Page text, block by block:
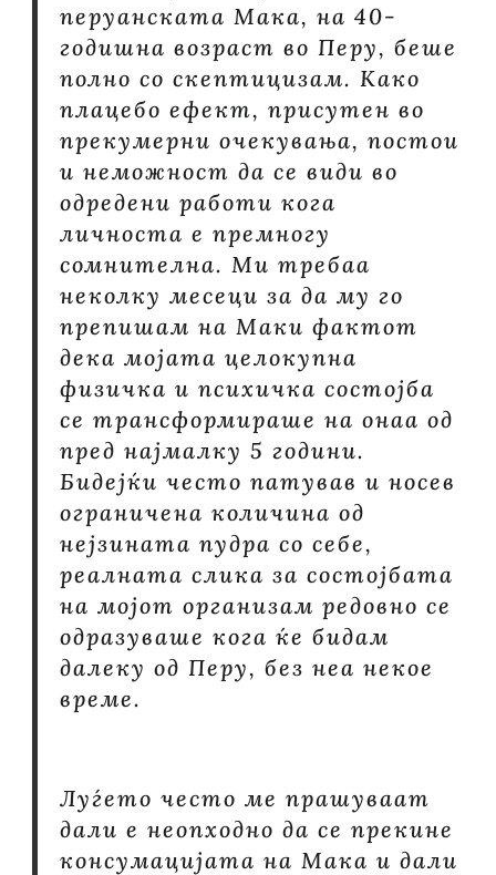
перуанската Мака, на 40-
годишна возраст во Перу, беше
полно со скептицизам. Како
плацебо ефект, присутен во
прекумерни очекувања, постои
и неможност да се види во
одредени работи кога
личноста е премногу
сомнителна. Ми требаа
неколку месеци за да му го
препишам на Маки фактот
дека мојата целокупна
физичка и психичка состојба
се трансформираше на онаа од
пред најмалку 5 години.
Бидејќи често патував и носев
ограничена количина од
нејзината пудра со себе,
реалната слика за состојбата
на мојот организам редовно се
одразуваше кога ќе бидам
далеку од Перу, без неа некое
време.
Луѓето често ме прашуваат
дали е неопходно да се прекине
консумацијата на Мака и дали